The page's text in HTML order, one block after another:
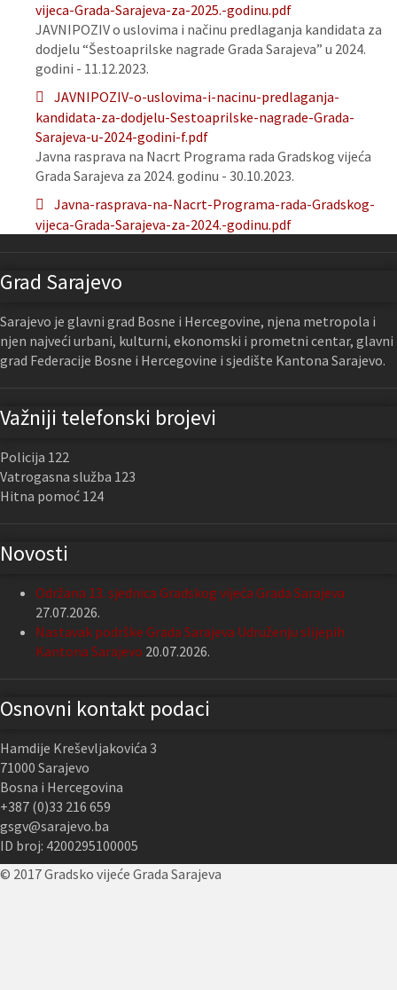
vijeca-Grada-Sarajeva-za-2025.-godinu.pdf
JAVNIPOZIV o uslovima i načinu predlaganja kandidata za
dodjelu “Šestoaprilske nagrade Grada Sarajeva” u 2024.
godini - 11.12.2023.
JAVNIPOZIV-o-uslovima-i-nacinu-predlaganja-
kandidata-za-dodjelu-Sestoaprilske-nagrade-Grada-
Sarajeva-u-2024-godini-f.pdf
Javna rasprava na Nacrt Programa rada Gradskog vijeća
Grada Sarajeva za 2024. godinu - 30.10.2023.
Javna-rasprava-na-Nacrt-Programa-rada-Gradskog-
vijeca-Grada-Sarajeva-za-2024.-godinu.pdf
Grad Sarajevo
Sarajevo je glavni grad Bosne i Hercegovine, njena metropola i
njen najveći urbani, kulturni, ekonomski i prometni centar, glavni
grad Federacije Bosne i Hercegovine i sjedište Kantona Sarajevo.
Važniji telefonski brojevi
Policija 122
Vatrogasna služba 123
Hitna pomoć 124
Novosti
Održana 13. sjednica Gradskog vijeća Grada Sarajeva
27.07.2026.
Nastavak podrške Grada Sarajeva Udruženju slijepih
Kantona Sarajevo 20.07.2026.
Osnovni kontakt podaci
Hamdije Kreševljakovića 3
71000 Sarajevo
Bosna i Hercegovina
+387 (0)33 216 659
gsgv@sarajevo.ba
ID broj: 4200295100005
© 2017 Gradsko vijeće Grada Sarajeva